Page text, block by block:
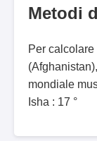
Metodi
Per calcolare
mondiale
Isha : 17 °